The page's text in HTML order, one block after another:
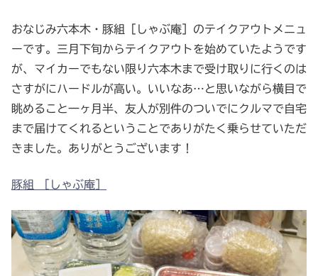
おなじみ六本木・豚組［しゃぶ庵］のテイクアウトメニュ
ーです。三月下旬からテイクアウトを始めていたようです
が、マイカーでもない限り六本木まで受け取りに行くのは
さすがにハードルが高い。いいなあ…と思いながら横目で
眺めること一ヶ月半、友人が別件のついでにクルマで自宅
まで届けてくれるということでありがたく乗らせていただ
きました。ありがとうございます！
豚組 ［しゃぶ庵］